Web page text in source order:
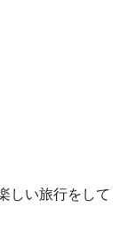
しい旅行をして